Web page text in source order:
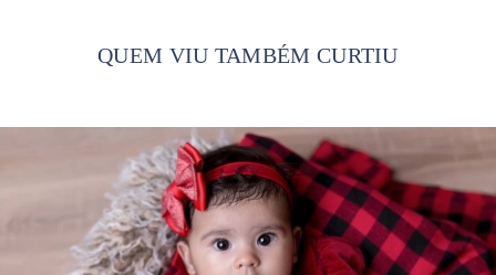
QUEM VIU TAMBÉM CURTIU